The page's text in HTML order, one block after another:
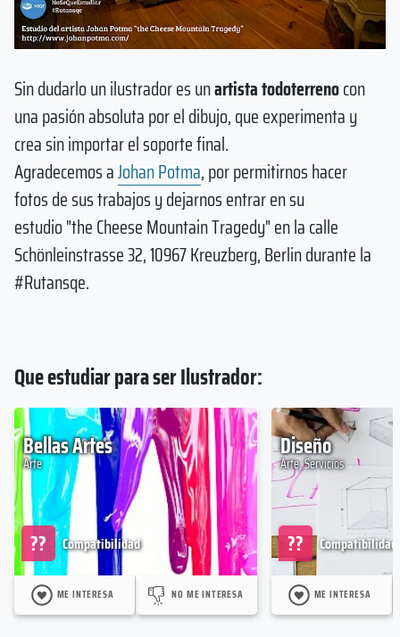
Sin dudarlo un ilustrador es unartista todoterrenocon
una pasión absoluta por el dibujo, que experimenta y
crea sin importar el soporte final.
Agradecemos aJohan Potma, por permitirnos hacer
fotos de sus trabajos y dejarnos entrar en su
estudio "the Cheese Mountain Tragedy" en la calle
Schönleinstrasse 32, 10967 Kreuzberg, Berlin durante la
#Rutansqe.
Que estudiar para ser Ilustrador:
Bellas Artes
Arte
Compatibilidad
??
ME INTERESA NO ME INTERESA
Diseño
Arte, Servicios
Compatibilidad
??
ME INTERESA